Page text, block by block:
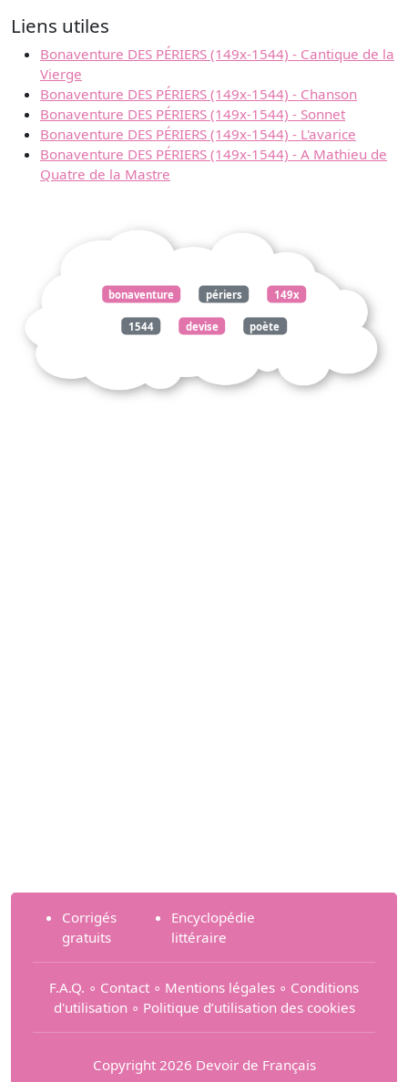
Liens utiles
Bonaventure DES PÉRIERS (149x-1544) - Cantique de la
Vierge
Bonaventure DES PÉRIERS (149x-1544) - Chanson
Bonaventure DES PÉRIERS (149x-1544) - Sonnet
Bonaventure DES PÉRIERS (149x-1544) - L'avarice
Bonaventure DES PÉRIERS (149x-1544) - A Mathieu de
Quatre de la Mastre
bonaventure périers 149x
1544 devise poète
Corrigés
gratuits
Encyclopédie
littéraire
F.A.Q. ∘ Contact ∘ Mentions légales ∘ Conditions
d'utilisation ∘ Politique d’utilisation des cookies
Copyright 2026 Devoir de Français